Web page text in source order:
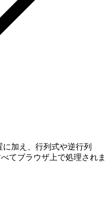
加え、行列式や逆行列
てブラウザ上で処理されま